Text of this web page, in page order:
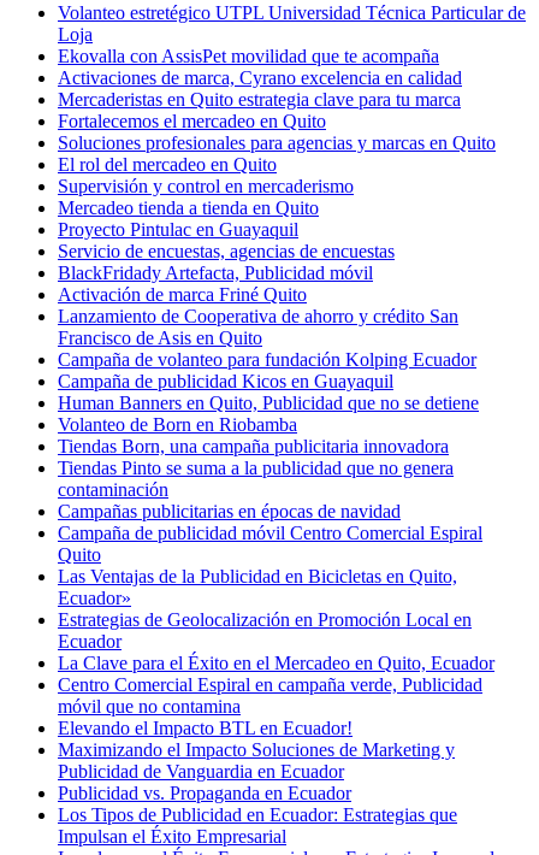
Volanteo estretégico UTPL Universidad Técnica Particular de
Loja
Ekovalla con AssisPet movilidad que te acompaña
Activaciones de marca, Cyrano excelencia en calidad
Mercaderistas en Quito estrategia clave para tu marca
Fortalecemos el mercadeo en Quito
Soluciones profesionales para agencias y marcas en Quito
El rol del mercadeo en Quito
Supervisión y control en mercaderismo
Mercadeo tienda a tienda en Quito
Proyecto Pintulac en Guayaquil
Servicio de encuestas, agencias de encuestas
BlackFridady Artefacta, Publicidad móvil
Activación de marca Friné Quito
Lanzamiento de Cooperativa de ahorro y crédito San
Francisco de Asis en Quito
Campaña de volanteo para fundación Kolping Ecuador
Campaña de publicidad Kicos en Guayaquil
Human Banners en Quito, Publicidad que no se detiene
Volanteo de Born en Riobamba
Tiendas Born, una campaña publicitaria innovadora
Tiendas Pinto se suma a la publicidad que no genera
contaminación
Campañas publicitarias en épocas de navidad
Campaña de publicidad móvil Centro Comercial Espiral
Quito
Las Ventajas de la Publicidad en Bicicletas en Quito,
Ecuador»
Estrategias de Geolocalización en Promoción Local en
Ecuador
La Clave para el Éxito en el Mercadeo en Quito, Ecuador
Centro Comercial Espiral en campaña verde, Publicidad
móvil que no contamina
Elevando el Impacto BTL en Ecuador!
Maximizando el Impacto Soluciones de Marketing y
Publicidad de Vanguardia en Ecuador
Publicidad vs. Propaganda en Ecuador
Los Tipos de Publicidad en Ecuador: Estrategias que
Impulsan el Éxito Empresarial